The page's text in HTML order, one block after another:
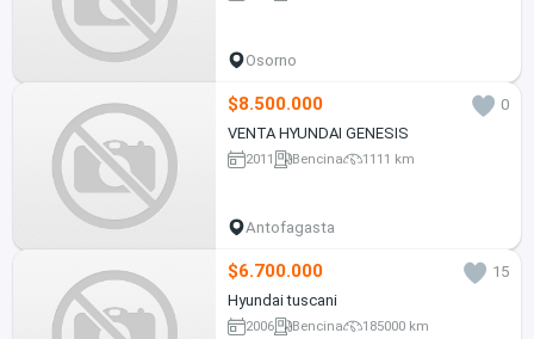
Osorno
$8.500.000
0
VENTA HYUNDAI GENESIS
2011 Bencina 1111 km
Antofagasta
$6.700.000
15
Hyundai tuscani
2006 Bencina 185000 km